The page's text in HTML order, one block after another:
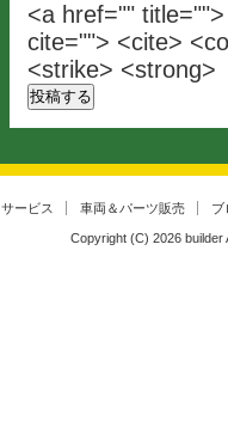
<a href=""
cite=""> <cite>
<strike> <strong>
サービス 車両＆パーツ販売 ブ
Copyright (C) 2026 builder